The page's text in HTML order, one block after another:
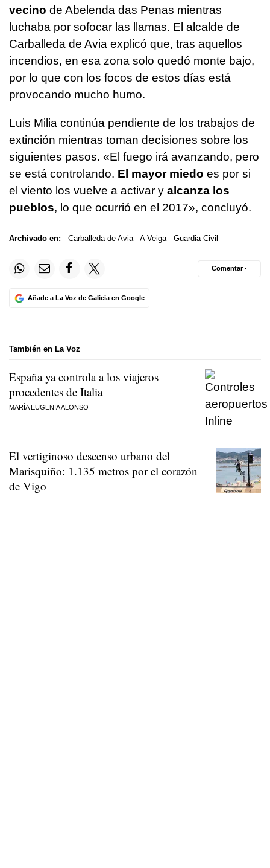
vecino de Abelenda das Penas mientras
luchaba por sofocar las llamas. El alcalde de
Carballeda de Avia explicó que, tras aquellos
incendios, en esa zona solo quedó monte bajo,
por lo que con los focos de estos días está
provocando mucho humo.
Luis Milia continúa pendiente de los trabajos de
extinción mientras toman decisiones sobre los
siguientes pasos. «El fuego irá avanzando, pero
se está controlando. El mayor miedo es por si
el viento los vuelve a activar y alcanza los
pueblos, lo que ocurrió en el 2017», concluyó.
Archivado en: Carballeda de Avia A Veiga Guardia Civil
Añade a La Voz de Galicia en Google
Comentar ·
También en La Voz
España ya controla a los viajeros
procedentes de Italia
MARÍA EUGENIA ALONSO
El vertiginoso descenso urbano del
Marisquiño: 1.135 metros por el corazón
de Vigo